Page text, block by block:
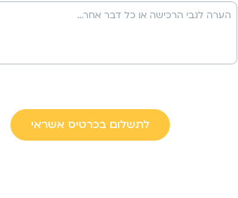
לתשלום בכרטיס אשראי